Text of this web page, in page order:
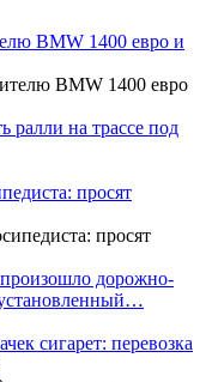
BMW 1400 евро и
ралли на трассе под
просят
произошло дорожно-
сигарет: перевозка